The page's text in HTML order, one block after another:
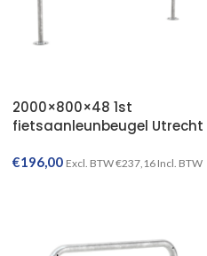
2000×800×48 1st
fietsaanleunbeugel Utrecht
€196,00 Excl. BTW€237,16 Incl. BTW